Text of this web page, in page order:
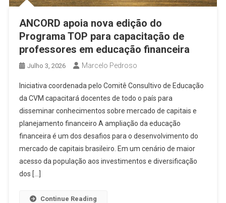
ANCORD apoia nova edição do
Programa TOP para capacitação de
professores em educação financeira
Julho 3, 2026 Marcelo Pedroso
Iniciativa coordenada pelo Comitê Consultivo de Educação
da CVM capacitará docentes de todo o país para
disseminar conhecimentos sobre mercado de capitais e
planejamento financeiro A ampliação da educação
financeira é um dos desafios para o desenvolvimento do
mercado de capitais brasileiro. Em um cenário de maior
acesso da população aos investimentos e diversificação
dos […]
Continue Reading